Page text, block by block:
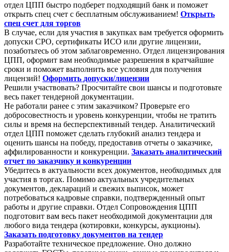
отдел ЦПП быстро подберет подходящий банк и поможет
открыть спец счет с бесплатным обслуживанием! Открыть
спец счет для торгов
В случае, если для участия в закупках вам требуется оформить
допуски СРО, сертификаты ИСО или другие лицензии,
позаботьтесь об этом заблаговременно. Отдел лицензирования
ЦПП, оформит вам необходимые разрешения в кратчайшие
сроки и поможет выполнить все условия для получения
лицензий! Оформить допуски/лицензии
Решили участвовать? Просчитайте свои шансы и подготовьте
весь пакет тендерной документации.
Не работали ранее с этим заказчиком? Проверьте его
добросовестность и уровень конкуренции, чтобы не тратить
силы и время на бесперспективный тендер. Аналитический
отдел ЦПП поможет сделать глубокий анализ тендера и
оценить шансы на победу, предоставив отчеты о заказчике,
аффилированности и конкуренции. Заказать аналитический
отчет по заказчику и конкуренции
Убедитесь в актуальности всех документов, необходимых для
участия в торгах. Помимо актуальных учредительных
документов, деклараций и свежих выписок, может
потребоваться кадровые справки, подтвержденный опыт
работы и другие справки. Отдел Сопровождения ЦПП
подготовит вам весь пакет необходимой документации для
любого вида тендера (котировки, конкурсы, аукционы).
Заказать подготовку документов на тендер
Разработайте техническое предложение. Оно должно